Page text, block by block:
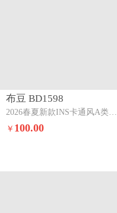
布豆 BD1598
2026春夏新款INS卡通风A类全棉双层纱三四件套春序花开
￥ 100.00